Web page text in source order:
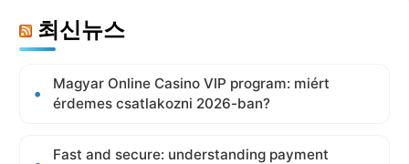
최신뉴스
Magyar Online Casino VIP program: miért
érdemes csatlakozni 2026-ban?
Fast and secure: understanding payment